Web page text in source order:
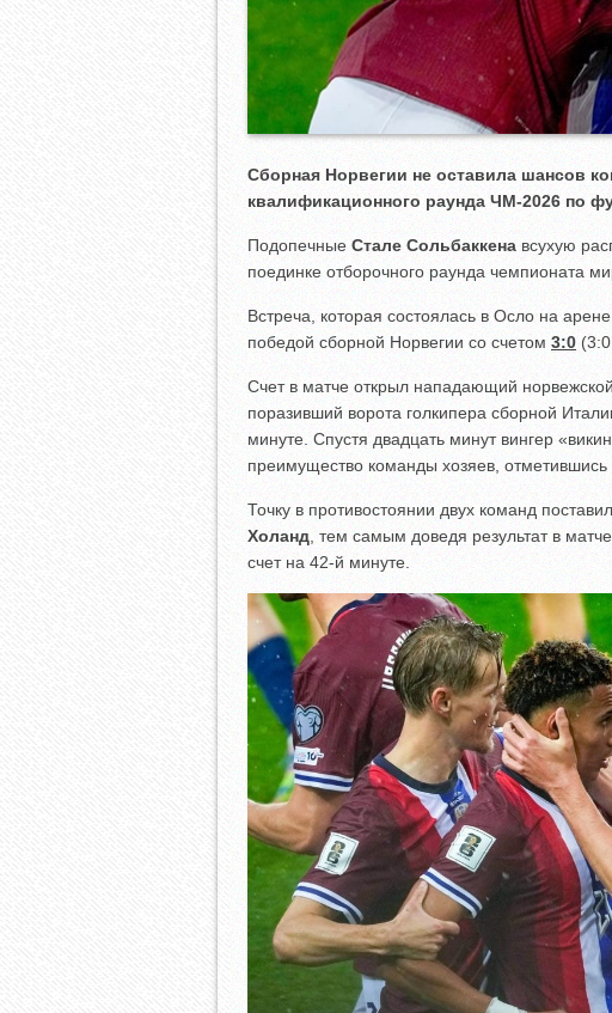
Сборная Норвегии не оставила шансов
квалификационного раунда ЧМ-2026 по
Подопечные Стале Сольбаккена всухую
поединке отборочного раунда чемпионата
Встреча, которая состоялась в Осло на
победой сборной Норвегии со счетом 3:0
Счет в матче открыл нападающий
поразивший ворота голкипера сборной
минуте. Спустя двадцать минут вингер
преимущество команды хозяев, отметившись
Точку в противостоянии двух команд
Холанд , тем самым доведя результат в
счет на 42-й минуте.